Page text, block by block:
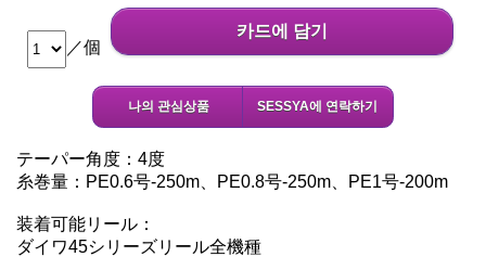
／個
카드에 담기
나의 관심상품 SESSYA에 연락하기
テーパー角度：4度
糸巻量：PE0.6号-250m、PE0.8号-250m、PE1号-200m
装着可能リール：
ダイワ45シリーズリール全機種